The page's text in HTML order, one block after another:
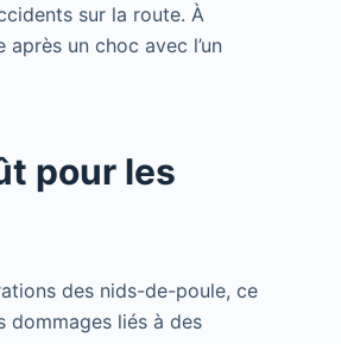
sur la route. À
un choc avec l’un
pour les
des nids-de-poule, ce
dommages liés à des